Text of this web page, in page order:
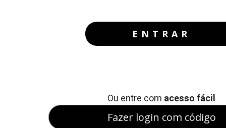
ENTRAR
Ou entre com acesso fácil
Fazer login com código